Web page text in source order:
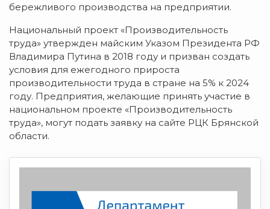
бережливого производства на предприятии.
Национальный проект «Производительность
труда» утвержден майским Указом Президента РФ
Владимира Путина в 2018 году и призван создать
условия для ежегодного прироста
производительности труда в стране на 5% к 2024
году. Предприятия, желающие принять участие в
национальном проекте «Производительность
труда», могут подать заявку на сайте РЦК Брянской
области.